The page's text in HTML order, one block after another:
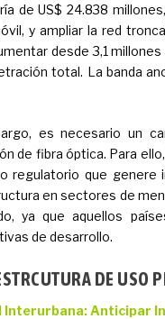
de US$ 24.838
y ampliar la red
desde 3,1
total. La banda
es necesario un
de fibra óptica. Para
regulatorio que
en sectores de
ya que aquellos
de desarrollo.
DE USO
Interurbana: Anticipar